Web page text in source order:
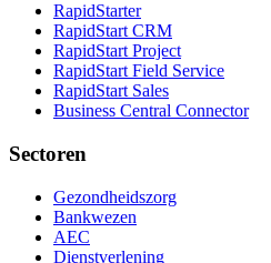
RapidStarter
RapidStart CRM
RapidStart Project
RapidStart Field Service
RapidStart Sales
Business Central Connector
Sectoren
Gezondheidszorg
Bankwezen
AEC
Dienstverlening